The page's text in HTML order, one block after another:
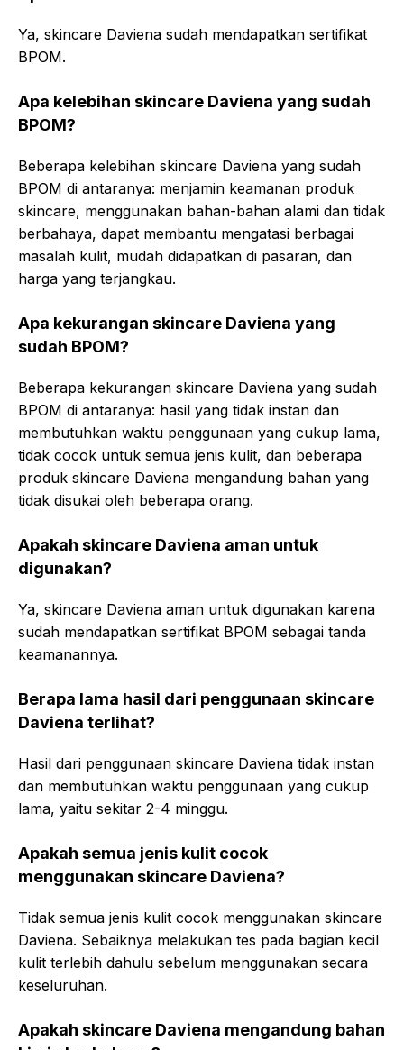
Ya, skincare Daviena sudah mendapatkan sertifikat
BPOM.
Apa kelebihan skincare Daviena yang sudah
BPOM?
Beberapa kelebihan skincare Daviena yang sudah
BPOM di antaranya: menjamin keamanan produk
skincare, menggunakan bahan-bahan alami dan tidak
berbahaya, dapat membantu mengatasi berbagai
masalah kulit, mudah didapatkan di pasaran, dan
harga yang terjangkau.
Apa kekurangan skincare Daviena yang
sudah BPOM?
Beberapa kekurangan skincare Daviena yang sudah
BPOM di antaranya: hasil yang tidak instan dan
membutuhkan waktu penggunaan yang cukup lama,
tidak cocok untuk semua jenis kulit, dan beberapa
produk skincare Daviena mengandung bahan yang
tidak disukai oleh beberapa orang.
Apakah skincare Daviena aman untuk
digunakan?
Ya, skincare Daviena aman untuk digunakan karena
sudah mendapatkan sertifikat BPOM sebagai tanda
keamanannya.
Berapa lama hasil dari penggunaan skincare
Daviena terlihat?
Hasil dari penggunaan skincare Daviena tidak instan
dan membutuhkan waktu penggunaan yang cukup
lama, yaitu sekitar 2-4 minggu.
Apakah semua jenis kulit cocok
menggunakan skincare Daviena?
Tidak semua jenis kulit cocok menggunakan skincare
Daviena. Sebaiknya melakukan tes pada bagian kecil
kulit terlebih dahulu sebelum menggunakan secara
keseluruhan.
Apakah skincare Daviena mengandung bahan